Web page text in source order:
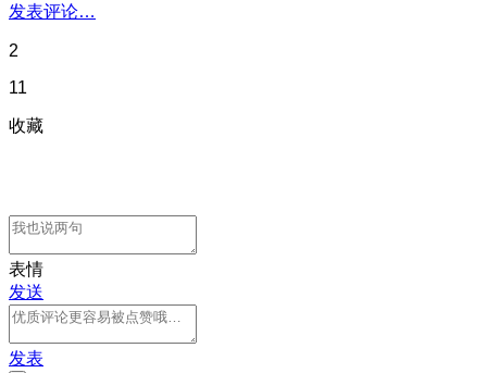
发表评论…
2
11
收藏
表情
发送
发表